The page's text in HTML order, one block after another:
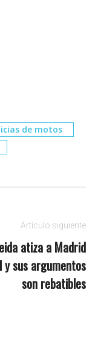
de motos
Artículo siguiente
atiza a Madrid
y sus argumentos
son rebatibles